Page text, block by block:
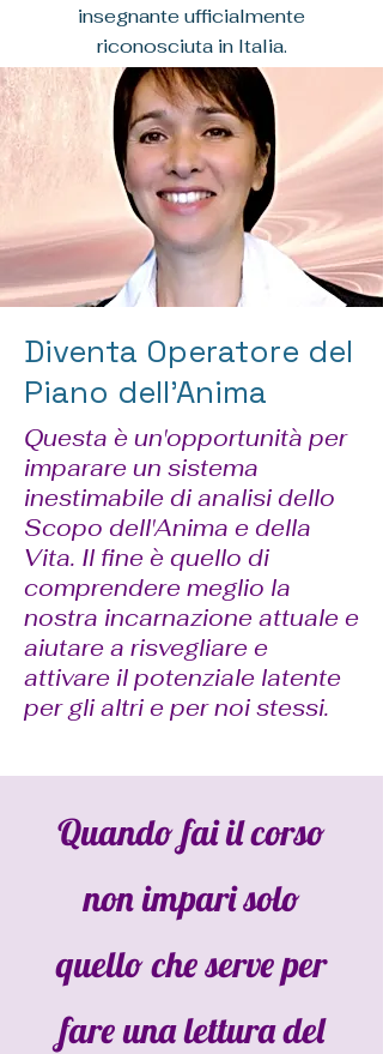
insegnante ufficialmente
riconosciuta in Italia.
Diventa Operatore del
Piano dell'Anima
Questa è un'opportunità per
imparare un sistema
inestimabile di analisi dello
Scopo dell'Anima e della
Vita. Il fine è quello di
comprendere meglio la
nostra incarnazione attuale e
aiutare a risvegliare e
attivare il potenziale latente
per gli altri e per noi stessi.
Quando fai il corso
non impari solo
quello che serve per
fare una lettura del